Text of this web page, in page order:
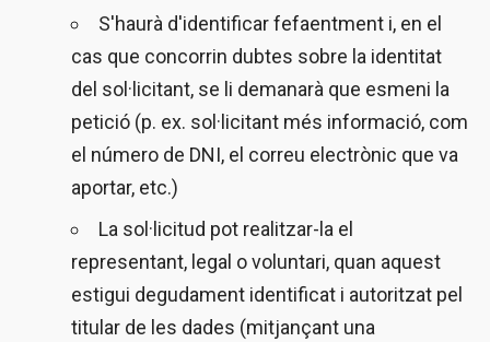
S'haurà d'identificar fefaentment i, en el
cas que concorrin dubtes sobre la identitat
del sol·licitant, se li demanarà que esmeni la
petició (p. ex. sol·licitant més informació, com
el número de DNI, el correu electrònic que va
aportar, etc.)
La sol·licitud pot realitzar-la el
representant, legal o voluntari, quan aquest
estigui degudament identificat i autoritzat pel
titular de les dades (mitjançant una